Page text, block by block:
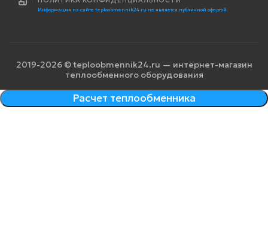
Информация на сайте teploobmennik24.ru не является публичной офертой
2019-2026 © teploobmennik24.ru — интернет-магазин
теплообменного оборудования
Расчет теплообменника